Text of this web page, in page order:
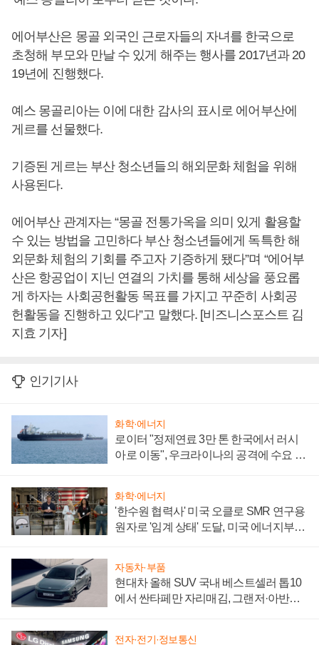
에어부산은 몽골 외국인 근로자들의 자녀를 한국으로
초청해 부모와 만날 수 있게 해주는 행사를 2017년과 20
19년에 진행했다.
예스 몽골리아는 이에 대한 감사의 표시로 에어부산에
게르를 선물했다.
기증된 게르는 부산 청소년들의 해외문화 체험을 위해
사용된다.
에어부산 관계자는 “몽골 전통가옥을 의미 있게 활용할
수 있는 방법을 고민하다 부산 청소년들에게 독특한 해
외문화 체험의 기회를 주고자 기증하게 됐다”며 “에어부
산은 항공업이 지닌 연결의 가치를 통해 세상을 풍요롭
게 하자는 사회공헌활동 목표를 가지고 꾸준히 사회공
헌활동을 진행하고 있다”고 말했다. [비즈니스포스트 김
지효 기자]
인기기사
화학·에너지
로이터 "정제연료 3만 톤 한국에서 러시
아로 이동", 우크라이나의 공격에 수요 늘
화학·에너지
'한수원 협력사' 미국 오클로 SMR 연구용
원자로 '임계 상태' 도달, 미국 에너지부
자동차·부품
현대차 올해 SUV 국내 베스트셀러 톱10
에서 싼타페만 자리매김, 그랜저·아반떼
전자·전기·정보통신